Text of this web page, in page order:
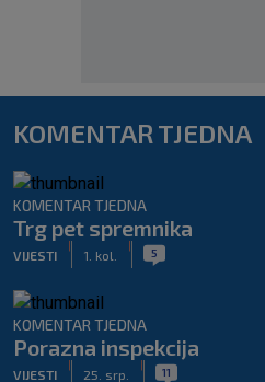
KOMENTAR TJEDNA
KOMENTAR TJEDNA
Trg pet spremnika
VIJESTI 1. kol. 5
KOMENTAR TJEDNA
Porazna inspekcija
VIJESTI 25. srp. 11